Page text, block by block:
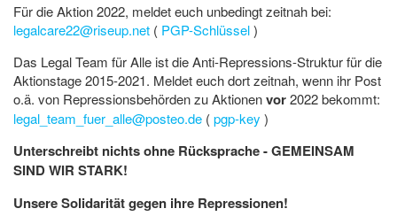
Für die Aktion 2022, meldet euch unbedingt zeitnah bei:
legalcare22@riseup.net ( PGP-Schlüssel)
Das Legal Team für Alle ist die Anti-Repressions-Struktur für die
Aktionstage 2015-2021. Meldet euch dort zeitnah, wenn ihr Post
o.ä. von Repressionsbehörden zu Aktionenvor2022 bekommt:
legal_team_fuer_alle@posteo.de (pgp-key )
Unterschreibt nichts ohne Rücksprache - GEMEINSAM
SIND WIR STARK!
Unsere Solidarität gegen ihre Repressionen!